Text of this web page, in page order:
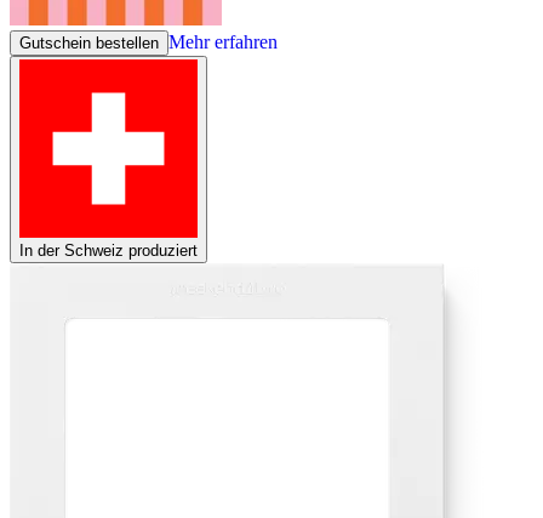
Gutschein bestellen Mehr erfahren
In der Schweiz produziert